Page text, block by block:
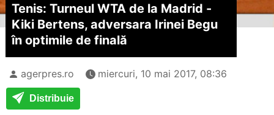
Tenis: Turneul WTA de la Madrid -
Kiki Bertens, adversara Irinei Begu
în optimile de finală
agerpres.ro miercuri, 10 mai 2017, 08:36
Distribuie